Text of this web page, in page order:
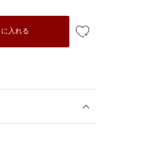
入れる